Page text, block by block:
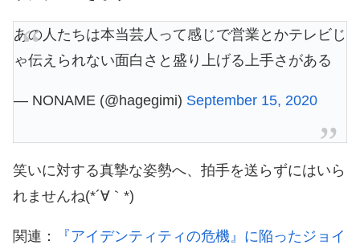
あの人たちは本当芸人って感じで営業とかテレビじ
ゃ伝えられない面白さと盛り上げる上手さがある
— NONAME (@hagegimi) September 15, 2020
笑いに対する真摯な姿勢へ、拍手を送らずにはいら
れませんね(*´∀｀*)
関連：
『アイデンティティの危機』に陥ったジョイ